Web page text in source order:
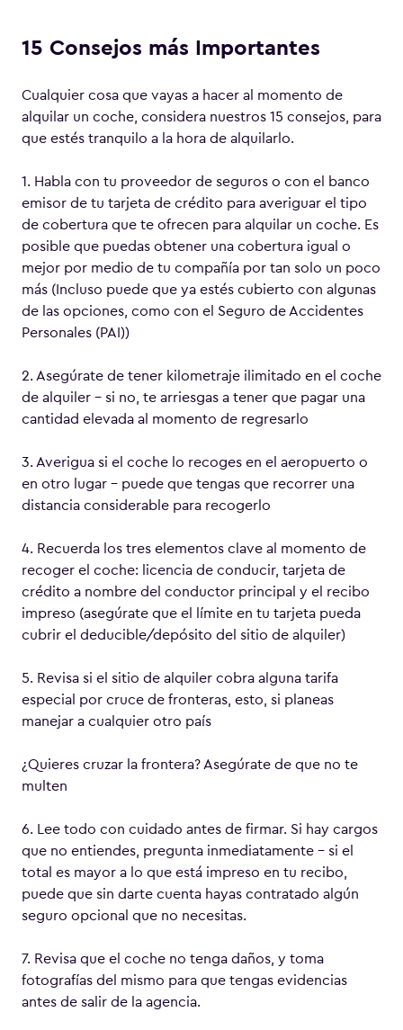
15 Consejos más Importantes
Cualquier cosa que vayas a hacer al momento de
alquilar un coche, considera nuestros 15 consejos, para
que estés tranquilo a la hora de alquilarlo.
1. Habla con tu proveedor de seguros o con el banco
emisor de tu tarjeta de crédito para averiguar el tipo
de cobertura que te ofrecen para alquilar un coche. Es
posible que puedas obtener una cobertura igual o
mejor por medio de tu compañía por tan solo un poco
más (Incluso puede que ya estés cubierto con algunas
de las opciones, como con el Seguro de Accidentes
Personales (PAI))
2. Asegúrate de tener kilometraje ilimitado en el coche
de alquiler – si no, te arriesgas a tener que pagar una
cantidad elevada al momento de regresarlo
3. Averigua si el coche lo recoges en el aeropuerto o
en otro lugar – puede que tengas que recorrer una
distancia considerable para recogerlo
4. Recuerda los tres elementos clave al momento de
recoger el coche: licencia de conducir, tarjeta de
crédito a nombre del conductor principal y el recibo
impreso (asegúrate que el límite en tu tarjeta pueda
cubrir el deducible/depósito del sitio de alquiler)
5. Revisa si el sitio de alquiler cobra alguna tarifa
especial por cruce de fronteras, esto, si planeas
manejar a cualquier otro país
¿Quieres cruzar la frontera? Asegúrate de que no te
multen
6. Lee todo con cuidado antes de firmar. Si hay cargos
que no entiendes, pregunta inmediatamente – si el
total es mayor a lo que está impreso en tu recibo,
puede que sin darte cuenta hayas contratado algún
seguro opcional que no necesitas.
7. Revisa que el coche no tenga daños, y toma
fotografías del mismo para que tengas evidencias
antes de salir de la agencia.